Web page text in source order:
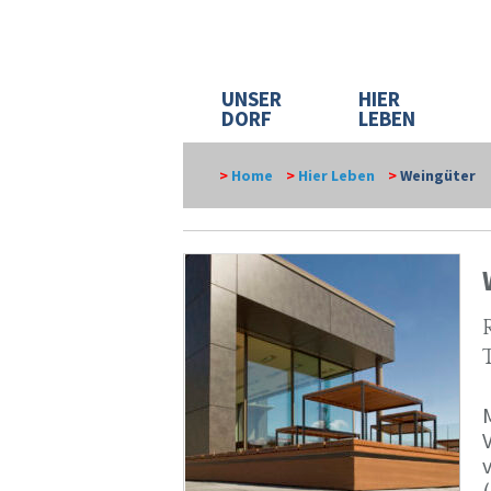
UNSER
DORF
HIER
LEBEN
> Home > Hier Leben >Weingüter